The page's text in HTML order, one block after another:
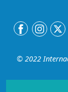
© 2022